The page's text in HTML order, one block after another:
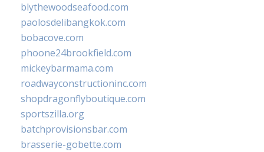
blythewoodseafood.com
paolosdelibangkok.com
bobacove.com
phoone24brookfield.com
mickeybarmama.com
roadwayconstructioninc.com
shopdragonflyboutique.com
sportszilla.org
batchprovisionsbar.com
brasserie-gobette.com